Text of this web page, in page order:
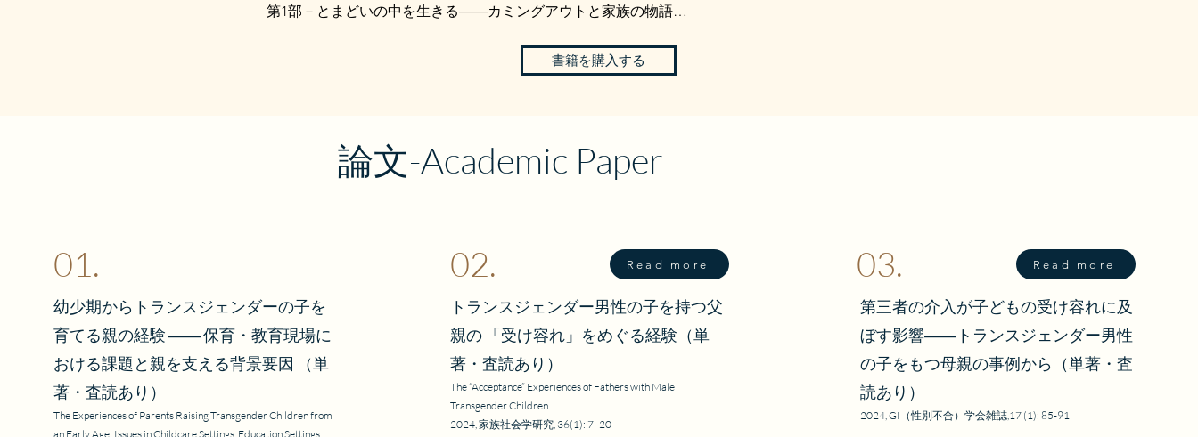
のカミングアウトを決意する。
「男になりたい」ずっと嫌なことばかりで、我慢ばかりで生きてきた。
念願の娘が息子になんて。天と地がさかさまになるような気持ちだった。
美穂は、なんてわがままな子なんだ、と。
“僕”と“母”。親子それぞれの肉声で語られる物語は、溶け合うことなく互いに時を刻み、やがて予期せ
本書は、年月を重ねるごとに変化する、トランスジェンダーを取り巻く問題が克明に記されるととも
に、戸惑いや葛藤を行きつ戻りつして進む、母親の本音が生々しく語られるノンフィクション作品。家
物語に、どこか「わたしたち」自身の姿を見出さずにはいられない。
親子の語りを受け、ジェンダー・セクシュアリティを専攻する臨床心理士・佐々木掌子氏（明治大学）
第1部－とまどいの中を生きる――カミングアウトと家族の物語
第1章－誕生と違和感（幼少期～中学校時代）
第2章－反発と孤独（高校～大学時代：カミングアウト前）
第5章－身体の変化と初めて生まれた“夢”（手術～大学受験／生き直し）
第2部－長い闇を超えて
第2章－心地よさと寄る辺なさと――当事者コミュニティへの帰属と格差
第3章－傷つく私・傷つける私――立場の反転による価値観の瓦解
第5章－暗い闇の中から――他者の関わりと回復への光
終章－違ったままで、でも共に――親子の10年間の結論
追伸－これからの「わたしたち」
解説－本書を立体的に理解する一助として／佐々木掌子
鼎談－願われた幸せの先――「生きづらさの理由」は説明できるか？／清水晶子・東畑開人・勝又栄政
書籍を購入する
論文-Academic Paper
01.
幼少期からトランスジェンダーの子を
育てる親の経験 ―― 保育・教育現場に
おける課題と親を支える背景要因 （単
著・査読あり）
The Experiences of Parents Raising Transgender Children from
an Early Age: Issues in Childcare Settings, Education Settings
02. Read more
トランスジェンダー男性の子を持つ父
親の 「受け容れ」をめぐる経験（単
著・査読あり）
The “Acceptance” Experiences of Fathers with Male
Transgender Children
2024, 家族社会学研究, 36(1): 7–20
03. Read more
第三者の介入が子どもの受け容れに及
ぼす影響――トランスジェンダー男性
の子をもつ母親の事例から （単著・査
読あり）
2024, GI（性別不合）学会雑誌,17 (1): 85-91